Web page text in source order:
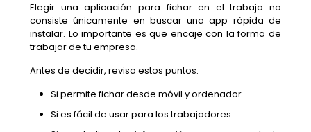
Elegir una aplicación para fichar en el trabajo no
consiste únicamente en buscar una app rápida de
instalar. Lo importante es que encaje con la forma de
trabajar de tu empresa.
Antes de decidir, revisa estos puntos:
Si permite fichar desde móvil y ordenador.
Si es fácil de usar para los trabajadores.